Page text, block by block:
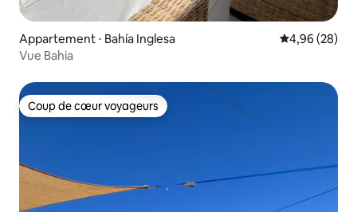
Appartement ⋅ Bahía Inglesa Évaluation
4,96 (28)
Vue Bahia
Coup de cœur voyageurs
Coup de cœur voyageurs